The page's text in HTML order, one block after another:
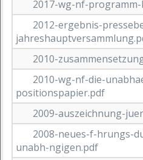
2017-wg-nf-
2012-ergebnis-
2010-
2010-wg-nf-die-
positionspapier.pdf
2009-auszeichnung-
2008-neues-f-hrungs-
unabh-ngigen.pdf